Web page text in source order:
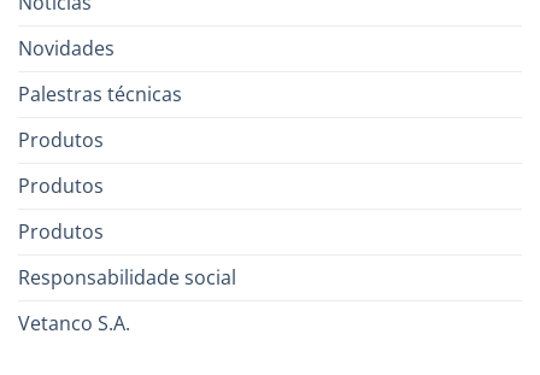
Novidades
Palestras técnicas
Produtos
Produtos
Produtos
Responsabilidade social
Vetanco S.A.